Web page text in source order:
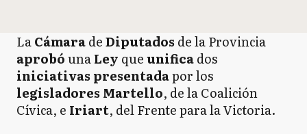
LaCámaradeDiputados de la Provincia
aprobóunaLey queunificados
iniciativas presentadapor los
legisladores Martello, de la Coalición
Cívica, e Iriart, del Frente para la Victoria.